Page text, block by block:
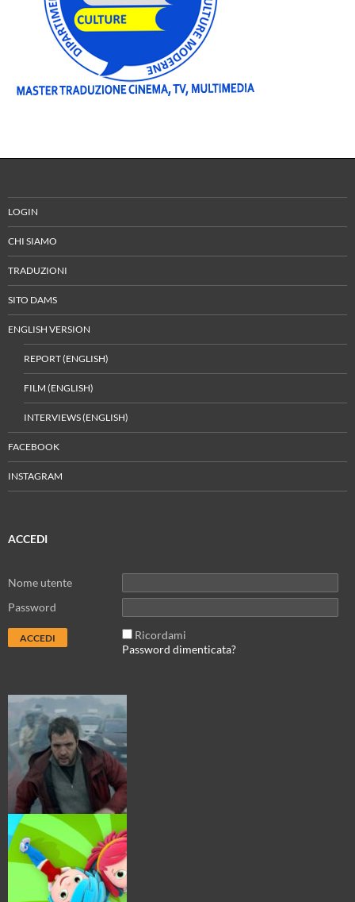
LOGIN
CHI SIAMO
TRADUZIONI
SITO DAMS
ENGLISH VERSION
REPORT (ENGLISH)
FILM (ENGLISH)
INTERVIEWS (ENGLISH)
FACEBOOK
INSTAGRAM
ACCEDI
Nome utente
Password
Ricordami
Password dimenticata?